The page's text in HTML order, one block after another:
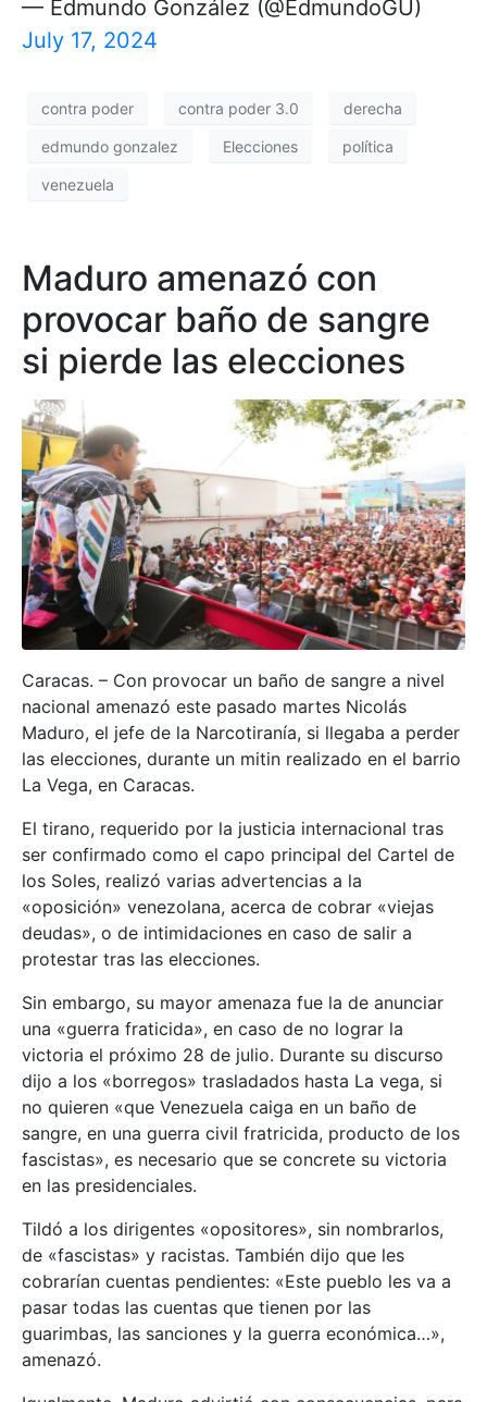
— Edmundo González (@EdmundoGU)
July 17, 2024
contra poder contra poder 3.0 derecha
edmundo gonzalez Elecciones política
venezuela
Maduro amenazó con
provocar baño de sangre
si pierde las elecciones
Caracas. – Con provocar un baño de sangre a nivel
nacional amenazó este pasado martes Nicolás
Maduro, el jefe de la Narcotiranía, si llegaba a perder
las elecciones, durante un mitin realizado en el barrio
La Vega, en Caracas.
El tirano, requerido por la justicia internacional tras
ser confirmado como el capo principal del Cartel de
los Soles, realizó varias advertencias a la
«oposición» venezolana, acerca de cobrar «viejas
deudas», o de intimidaciones en caso de salir a
protestar tras las elecciones.
Sin embargo, su mayor amenaza fue la de anunciar
una «guerra fraticida», en caso de no lograr la
victoria el próximo 28 de julio. Durante su discurso
dijo a los «borregos» trasladados hasta La vega, si
no quieren «que Venezuela caiga en un baño de
sangre, en una guerra civil fratricida, producto de los
fascistas», es necesario que se concrete su victoria
en las presidenciales.
Tildó a los dirigentes «opositores», sin nombrarlos,
de «fascistas» y racistas. También dijo que les
cobrarían cuentas pendientes: «Este pueblo les va a
pasar todas las cuentas que tienen por las
guarimbas, las sanciones y la guerra económica…»,
amenazó.